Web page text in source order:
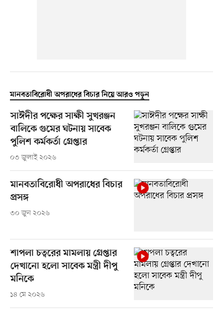
মানবতাবিরোধী অপরাধের বিচার নিয়ে আরও পড়ুন
সাঈদীর পক্ষের সাক্ষী সুখরঞ্জন
বালিকে গুমের ঘটনায় সাবেক
পুলিশ কর্মকর্তা গ্রেপ্তার
০৩ জুলাই ২০২৬
মানবতাবিরোধী অপরাধের বিচার
প্রসঙ্গ
৩০ জুন ২০২৬
শাপলা চত্বরের মামলায় গ্রেপ্তার
দেখানো হলো সাবেক মন্ত্রী দীপু
মনিকে
১৪ মে ২০২৬